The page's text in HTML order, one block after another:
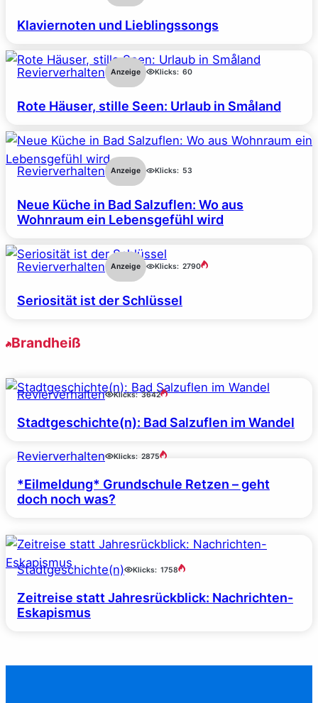
Klaviernoten und Lieblingssongs
Revierverhalten Anzeige Klicks: 60
Rote Häuser, stille Seen: Urlaub in Småland
Revierverhalten Anzeige Klicks: 53
Neue Küche in Bad Salzuflen: Wo aus
Wohnraum ein Lebensgefühl wird
Revierverhalten Anzeige Klicks: 2790
Seriosität ist der Schlüssel
Brandheiß
Revierverhalten Klicks: 3642
Stadtgeschichte(n): Bad Salzuflen im Wandel
Revierverhalten Klicks: 2875
*Eilmeldung* Grundschule Retzen – geht
doch noch was?
Stadtgeschichte(n) Klicks: 1758
Zeitreise statt Jahresrückblick: Nachrichten-
Eskapismus